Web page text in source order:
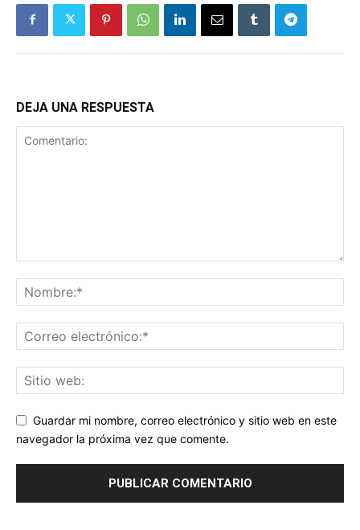
DEJA UNA RESPUESTA
Guardar mi nombre, correo electrónico y sitio web en este
navegador la próxima vez que comente.